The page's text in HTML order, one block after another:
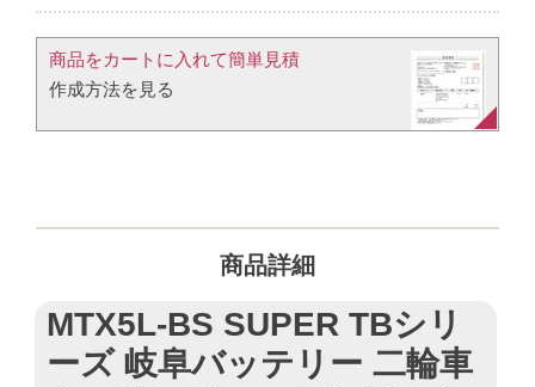
商品をカートに入れて簡単見積​
作成方法を見る​​
商品詳細
MTX5L-BS SUPER TBシリ
ーズ 岐阜バッテリー 二輪車